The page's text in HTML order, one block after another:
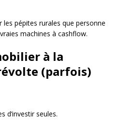
les pépites rurales que personne
machines à cashflow.
à la
(parfois)
d’investir seules.